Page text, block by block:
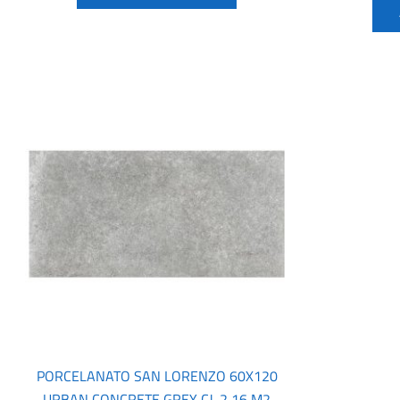
PORCELANATO SAN LORENZO 60X120